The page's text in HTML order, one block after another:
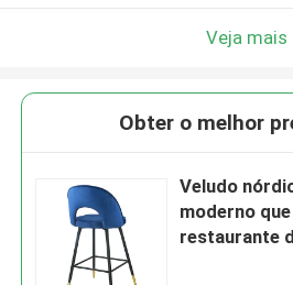
Veja mais
Obter o melhor
Veludo
moderno
restaurante